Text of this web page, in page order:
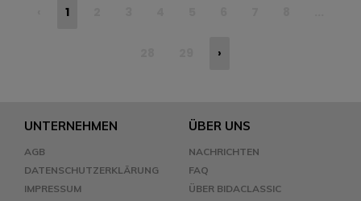
1
›
UNTERNEHMEN
AGB
DATENSCHUTZERKLÄRUNG
IMPRESSUM
ÜBER UNS
NACHRICHTEN
FAQ
ÜBER BIDACLASSIC